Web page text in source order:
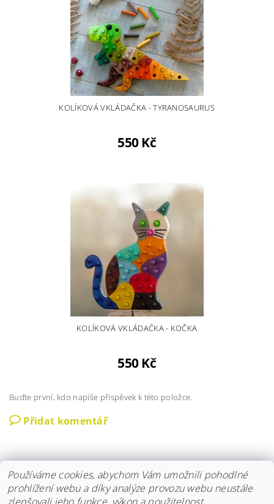
KOLÍKOVÁ VKLÁDAČKA - TYRANOSAURUS
550 Kč
KOLÍKOVÁ VKLÁDAČKA - KOČKA
550 Kč
Buďte první, kdo napíše příspěvek k této položce.
Přidat komentář
Používáme cookies, abychom Vám umožnili pohodlné
prohlížení webu a díky analýze provozu webu neustále